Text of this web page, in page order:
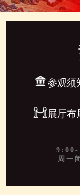
参观须
展厅布
9:00-
周一